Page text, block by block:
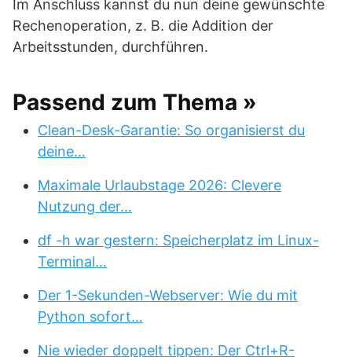
Im Anschluss kannst du nun deine gewünschte
Rechenoperation, z. B. die Addition der
Arbeitsstunden, durchführen.
Passend zum Thema »
Clean-Desk-Garantie: So organisierst du
deine…
Maximale Urlaubstage 2026: Clevere
Nutzung der…
df -h war gestern: Speicherplatz im Linux-
Terminal…
Der 1-Sekunden-Webserver: Wie du mit
Python sofort…
Nie wieder doppelt tippen: Der Ctrl+R-